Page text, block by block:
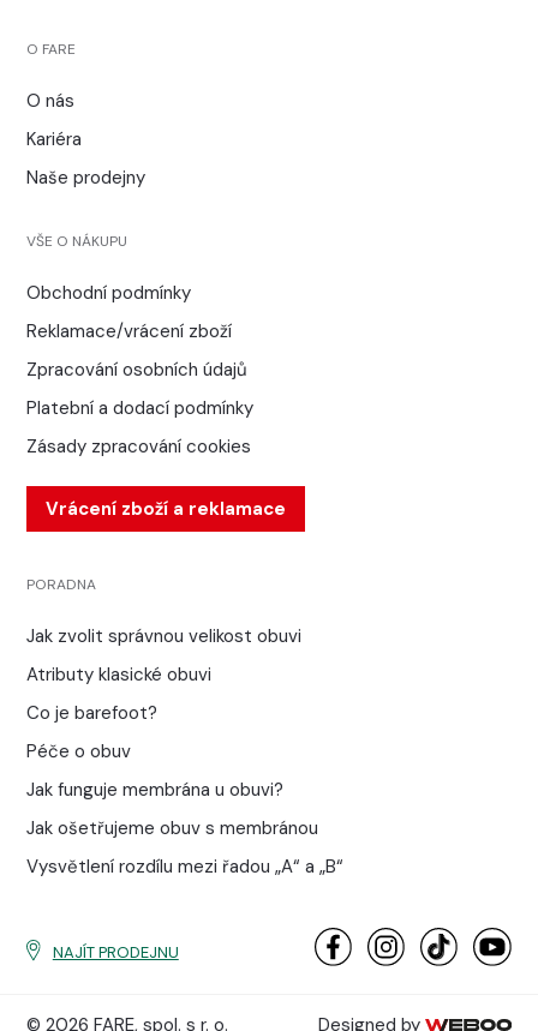
O FARE
O nás
Kariéra
Naše prodejny
VŠE O NÁKUPU
Obchodní podmínky
Reklamace/vrácení zboží
Zpracování osobních údajů
Platební a dodací podmínky
Zásady zpracování cookies
Vrácení zboží a reklamace
PORADNA
Jak zvolit správnou velikost obuvi
Atributy klasické obuvi
Co je barefoot?
Péče o obuv
Jak funguje membrána u obuvi?
Jak ošetřujeme obuv s membránou
Vysvětlení rozdílu mezi řadou „A“ a „B“
NAJÍT PRODEJNU
© 2026 FARE, spol. s r. o. Designed by